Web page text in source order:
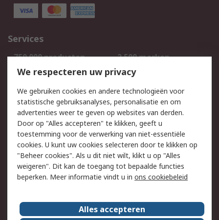
Services
750.000 producten
2.500 merken
Bestellen
Inkoopoplossingen
Track & Trace
Wettelijk
Cookiebeleid
Email veiligheid
Privacybeleid
Websitevoorwaarden
Algemene
verkoopvoorwaarden
Over RS
We respecteren uw privacy
We gebruiken cookies en andere technologieën voor
statistische gebruiksanalyses, personalisatie en om
advertenties weer te geven op websites van derden.
Door op "Alles accepteren" te klikken, geeft u
toestemming voor de verwerking van niet-essentiële
cookies. U kunt uw cookies selecteren door te klikken op
"Beheer cookies". Als u dit niet wilt, klikt u op "Alles
weigeren". Dit kan de toegang tot bepaalde functies
beperken. Meer informatie vindt u in ons cookiebeleid
Alles accepteren